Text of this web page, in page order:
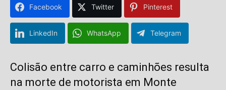
Facebook Twitter Pinterest
LinkedIn WhatsApp Telegram
Colisão entre carro e caminhões resulta
na morte de motorista em Monte